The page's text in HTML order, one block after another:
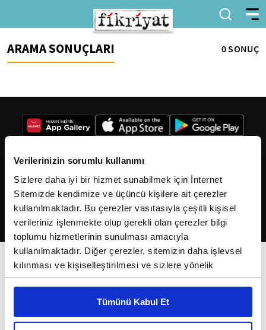
Verilerinizin sorumlu kullanımı
Sizlere daha iyi bir hizmet sunabilmek için İnternet
Sitemizde kendimize ve üçüncü kişilere ait çerezler
kullanılmaktadır. Bu çerezler vasıtasıyla çeşitli kişisel
verileriniz işlenmekte olup gerekli olan çerezler bilgi
toplumu hizmetlerinin sunulması amacıyla
kullanılmaktadır. Diğer çerezler, sitemizin daha işlevsel
kılınması ve kişiselleştirilmesi ve sizlere yönelik
reklam/pazarlama faaliyetlerinin yapılması, amaçlarıyla
Çerezlere ilişkin tercihlerinizi çerez paneli vasıtasıyla
belirleyebilirsiniz. Çerezlere ilişkin detaylı bilgi için
Tümünü Kabul Et
ARAMA SONUÇLARI 0 SONUÇ
2026Fikriyat. Tüm hakları saklıdır.